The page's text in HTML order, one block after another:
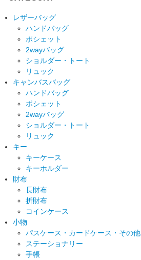
レザーバッグ
ハンドバッグ
ポシェット
2wayバッグ
ショルダー・トート
リュック
キャンバスバッグ
ハンドバッグ
ポシェット
2wayバッグ
ショルダー・トート
リュック
キー
キーケース
キーホルダー
財布
長財布
折財布
コインケース
小物
パスケース・カードケース・その他
ステーショナリー
手帳